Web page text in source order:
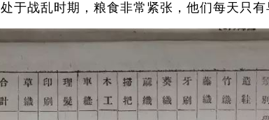
于战乱时期，粮食非常紧张，他们每天只